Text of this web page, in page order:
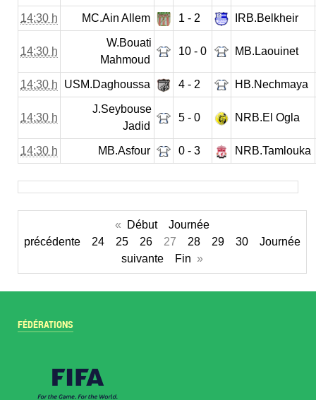
14:30 h MC.Ain Allem 1 - 2 IRB.Belkheir
14:30 h
W.Bouati
Mahmoud
10 - 0 MB.Laouinet
14:30 h USM.Daghoussa 4 - 2 HB.Nechmaya
14:30 h
J.Seybouse
Jadid
5 - 0 NRB.El Ogla
14:30 h MB.Asfour 0 - 3 NRB.Tamlouka
« Début
Journée
précédente
24 25 26 27 28 29 30
Journée
suivante
Fin »
FÉDÉRATIONS